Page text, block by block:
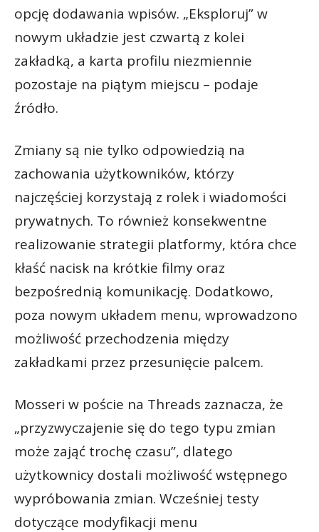
opcję dodawania wpisów. „Eksploruj” w
nowym układzie jest czwartą z kolei
zakładką, a karta profilu niezmiennie
pozostaje na piątym miejscu – podaje
źródło.
Zmiany są nie tylko odpowiedzią na
zachowania użytkowników, którzy
najczęściej korzystają z rolek i wiadomości
prywatnych. To również konsekwentne
realizowanie strategii platformy, która chce
kłaść nacisk na krótkie filmy oraz
bezpośrednią komunikację. Dodatkowo,
poza nowym układem menu, wprowadzono
możliwość przechodzenia między
zakładkami przez przesunięcie palcem.
Mosseri w poście na Threads zaznacza, że
„przyzwyczajenie się do tego typu zmian
może zająć trochę czasu”, dlatego
użytkownicy dostali możliwość wstępnego
wypróbowania zmian. Wcześniej testy
dotyczące modyfikacji menu